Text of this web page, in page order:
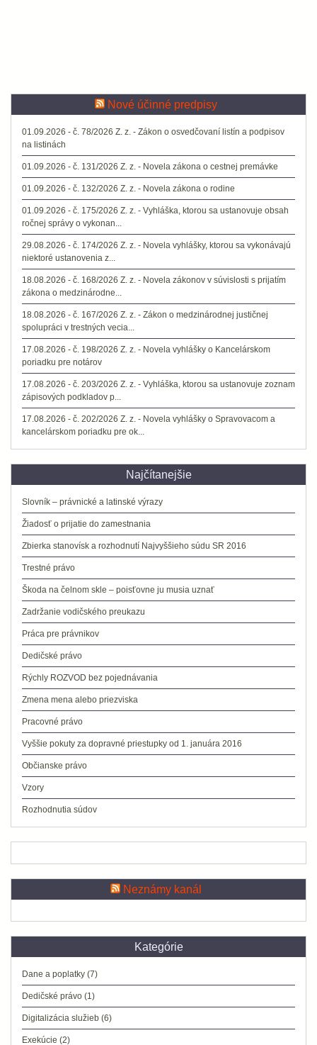
Nové účinné predpisy
01.09.2026 - č. 78/2026 Z. z. - Zákon o osvedčovaní listín a podpisov
na listinách
01.09.2026 - č. 131/2026 Z. z. - Novela zákona o cestnej premávke
01.09.2026 - č. 132/2026 Z. z. - Novela zákona o rodine
01.09.2026 - č. 175/2026 Z. z. - Vyhláška, ktorou sa ustanovuje obsah
ročnej správy o vykonan...
29.08.2026 - č. 174/2026 Z. z. - Novela vyhlášky, ktorou sa vykonávajú
niektoré ustanovenia z...
18.08.2026 - č. 168/2026 Z. z. - Novela zákonov v súvislosti s prijatím
zákona o medzinárodne...
18.08.2026 - č. 167/2026 Z. z. - Zákon o medzinárodnej justičnej
spolupráci v trestných vecia...
17.08.2026 - č. 198/2026 Z. z. - Novela vyhlášky o Kancelárskom
poriadku pre notárov
17.08.2026 - č. 203/2026 Z. z. - Vyhláška, ktorou sa ustanovuje zoznam
zápisových podkladov p...
17.08.2026 - č. 202/2026 Z. z. - Novela vyhlášky o Spravovacom a
kancelárskom poriadku pre ok...
Najčítanejšie
Slovník – právnické a latinské výrazy
Žiadosť o prijatie do zamestnania
Zbierka stanovísk a rozhodnutí Najvyššieho súdu SR 2016
Trestné právo
Škoda na čelnom skle – poisťovne ju musia uznať
Zadržanie vodičského preukazu
Práca pre právnikov
Dedičské právo
Rýchly ROZVOD bez pojednávania
Zmena mena alebo priezviska
Pracovné právo
Vyššie pokuty za dopravné priestupky od 1. januára 2016
Občianske právo
Vzory
Rozhodnutia súdov
Neznámy kanál
Kategórie
Dane a poplatky (7)
Dedičské právo (1)
Digitalizácia služieb (6)
Exekúcie (2)